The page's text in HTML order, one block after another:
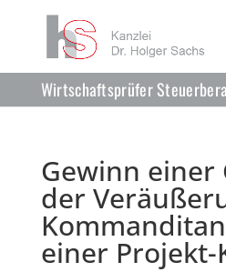
Wirtschaftsprüfer
Gewinn einer
der
einer Projekt-